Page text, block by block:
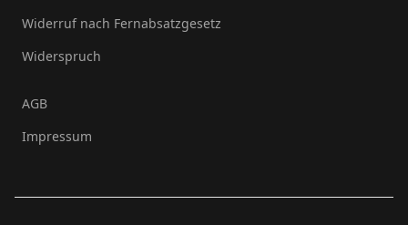
Widerruf nach Fernabsatzgesetz
Widerspruch
AGB
Impressum